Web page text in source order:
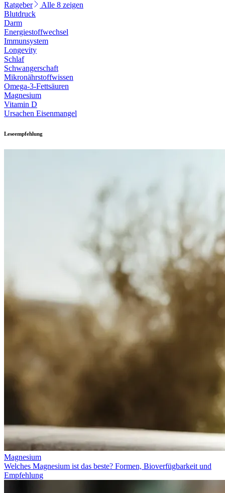
Ratgeber
Alle 8 zeigen
Blutdruck
Darm
Energiestoffwechsel
Immunsystem
Longevity
Schlaf
Schwangerschaft
Mikronährstoffwissen
Omega-3-Fettsäuren
Magnesium
Vitamin D
Ursachen Eisenmangel
Leseempfehlung
Magnesium
Welches Magnesium ist das beste? Formen, Bioverfügbarkeit und
Empfehlung